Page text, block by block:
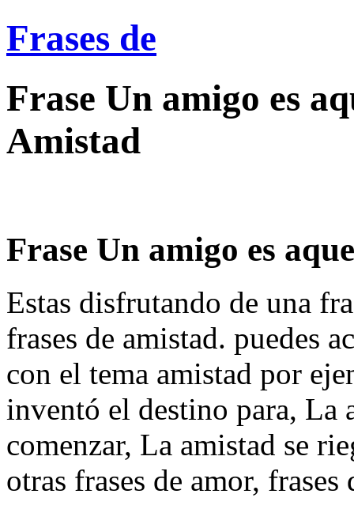
Frases de
Frase Un amigo es
Amistad
Frase Un amigo es
Estas disfrutando de una
frases de amistad. puedes
con el tema amistad por
inventó el destino para, La
comenzar, La amistad se
otras frases de amor,